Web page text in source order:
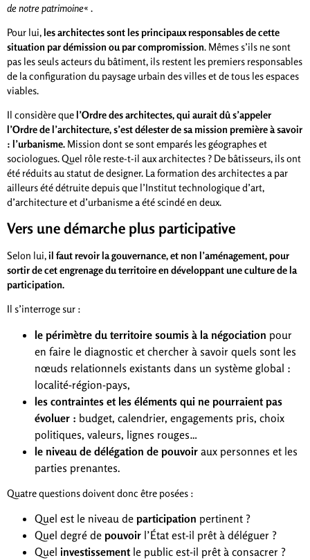
de notre patrimoine« .
Pour lui, les architectes sont les principaux responsables de cette
situation par démission ou par compromission. Mêmes s’ils ne sont
pas les seuls acteurs du bâtiment, ils restent les premiers responsables
de la configuration du paysage urbain des villes et de tous les espaces
viables.
Il considère que l’Ordre des architectes, qui aurait dû s’appeler
l’Ordre de l’architecture, s’est délester de sa mission première à savoir
: l’urbanisme. Mission dont se sont emparés les géographes et
sociologues. Quel rôle reste-t-il aux architectes ? De bâtisseurs, ils ont
été réduits au statut de designer. La formation des architectes a par
ailleurs été détruite depuis que l’Institut technologique d’art,
d’architecture et d’urbanisme a été scindé en deux.
Vers une démarche plus participative
Selon lui,il faut revoir la gouvernance, et non l’aménagement, pour
sortir de cet engrenage du territoire en développant une culture de la
participation.
Il s’interroge sur :
le périmètre du territoire soumis à la négociation pour
en faire le diagnostic et chercher à savoir quels sont les
nœuds relationnels existants dans un système global :
localité-région-pays,
les contraintes et les éléments qui ne pourraient pas
évoluer : budget, calendrier, engagements pris, choix
politiques, valeurs, lignes rouges…
le niveau de délégation de pouvoir aux personnes et les
parties prenantes.
Quatre questions doivent donc être posées :
Quel est le niveau de participation pertinent ?
Quel degré de pouvoir l’État est-il prêt à déléguer ?
Quel investissementle public est-il prêt à consacrer ?